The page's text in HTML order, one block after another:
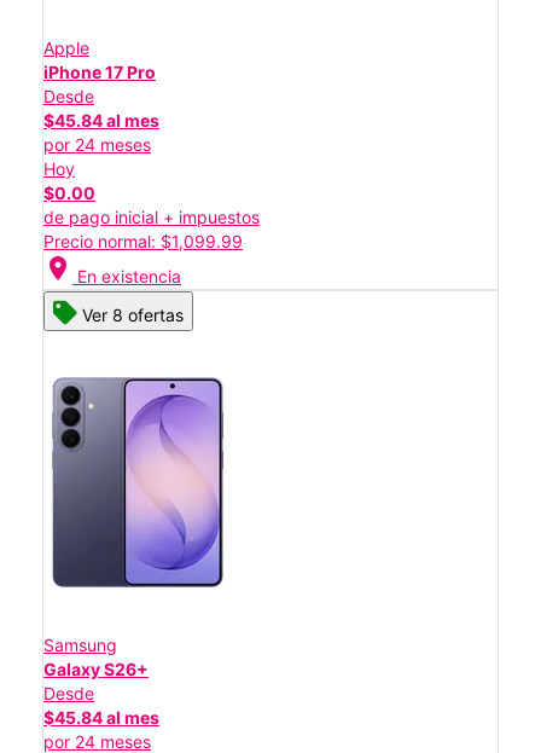
Apple
iPhone 17 Pro
Desde
$45.84 al mes
por 24 meses
Hoy
$0.00
de pago inicial + impuestos
Precio normal: $1,099.99
location_on En existencia
Ver 8 ofertas
Samsung
Galaxy S26+
Desde
$45.84 al mes
por 24 meses